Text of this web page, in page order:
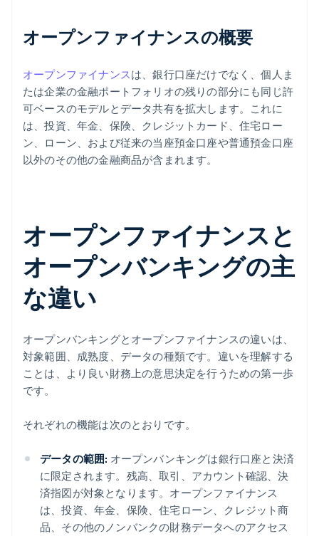
オープンファイナンスの概要
オープンファイナンスは、銀行口座だけでなく、個人ま
たは企業の金融ポートフォリオの残りの部分にも同じ許
可ベースのモデルとデータ共有を拡大します。これに
は、投資、年金、保険、クレジットカード、住宅ロー
ン、ローン、および従来の当座預金口座や普通預金口座
以外のその他の金融商品が含まれます。
オープンファイナンスと
オープンバンキングの主
な違い
オープンバンキングとオープンファイナンスの違いは、
対象範囲、成熟度、データの種類です。違いを理解する
ことは、より良い財務上の意思決定を行うための第一歩
です。
それぞれの機能は次のとおりです。
データの範囲: オープンバンキングは銀行口座と決済
に限定されます。残高、取引、アカウント確認、決
済指図が対象となります。オープンファイナンス
は、投資、年金、保険、住宅ローン、クレジット商
品、その他のノンバンクの財務データへのアクセス